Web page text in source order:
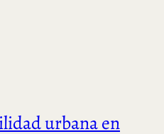
urbana en